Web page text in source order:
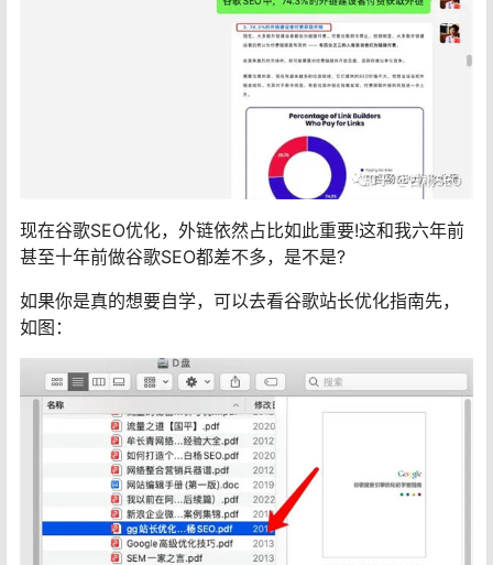
现在谷歌SEO优化，外链依然占比如此重要!这和我六年前
甚至十年前做谷歌SEO都差不多，是不是?
如果你是真的想要自学，可以去看谷歌站长优化指南先，
如图：